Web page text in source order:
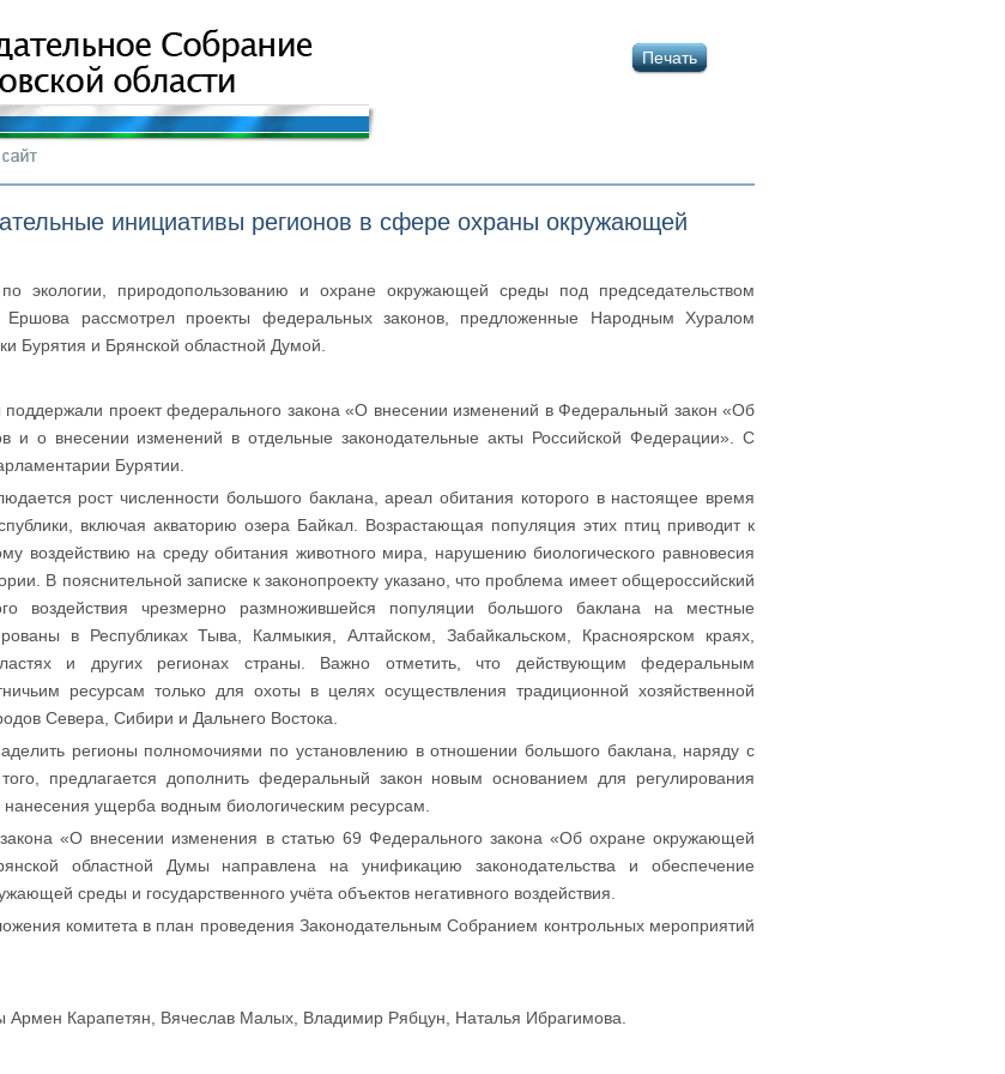
Печать
инициативы регионов в сфере охраны окружающей
экологии, природопользованию и охране окружающей среды под председательством
Ершова рассмотрел проекты федеральных законов, предложенные Народным Хуралом
Бурятия и Брянской областной Думой.
поддержали проект федерального закона «О внесении изменений в Федеральный закон «Об
и о внесении изменений в отдельные законодательные акты Российской Федерации». С
Бурятии.
рост численности большого баклана, ареал обитания которого в настоящее время
включая акваторию озера Байкал. Возрастающая популяция этих птиц приводит к
воздействию на среду обитания животного мира, нарушению биологического равновесия
В пояснительной записке к законопроекту указано, что проблема имеет общероссийский
воздействия чрезмерно размножившейся популяции большого баклана на местные
в Республиках Тыва, Калмыкия, Алтайском, Забайкальском, Красноярском краях,
и других регионах страны. Важно отметить, что действующим федеральным
ресурсам только для охоты в целях осуществления традиционной хозяйственной
Севера, Сибири и Дальнего Востока.
регионы полномочиями по установлению в отношении большого баклана, наряду с
предлагается дополнить федеральный закон новым основанием для регулирования
нанесения ущерба водным биологическим ресурсам.
«О внесении изменения в статью 69 Федерального закона «Об охране окружающей
областной Думы направлена на унификацию законодательства и обеспечение
среды и государственного учёта объектов негативного воздействия.
комитета в план проведения Законодательным Собранием контрольных мероприятий
Армен Карапетян, Вячеслав Малых, Владимир Рябцун, Наталья Ибрагимова.